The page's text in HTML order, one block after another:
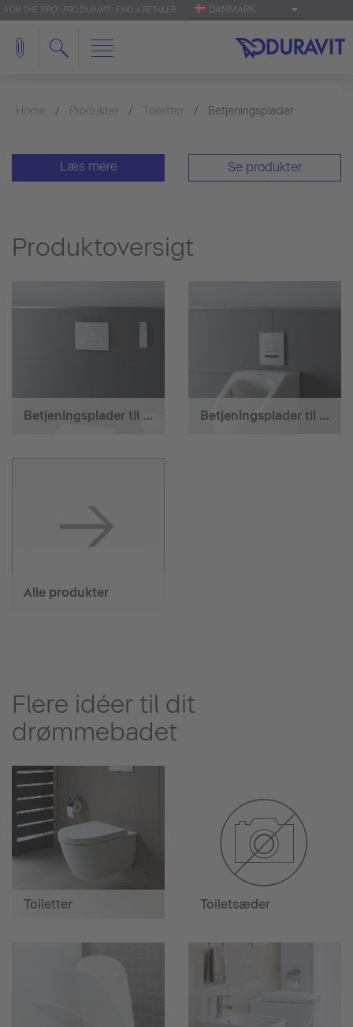
FOR THE 'PRO': PRO.DURAVIT FIND A RETAILER DANMARK
Home Produkter Toiletter Betjeningsplader
Læs mere Se produkter
Produktoversigt
Betjeningsplader til cisterner Betjeningsplader til urinal-element
Alle produkter
Flere idéer til dit
drømmebadet
Toiletter Toiletsæder